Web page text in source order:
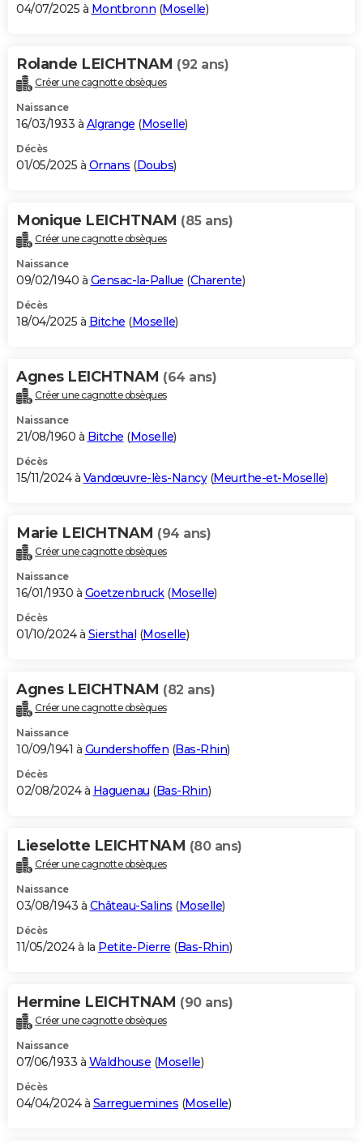
04/07/2025 à Montbronn (Moselle)
Rolande LEICHTNAM (92 ans)
Créer une cagnotte obsèques
Naissance
16/03/1933 à Algrange (Moselle)
Décès
01/05/2025 à Ornans (Doubs)
Monique LEICHTNAM (85 ans)
Créer une cagnotte obsèques
Naissance
09/02/1940 à Gensac-la-Pallue (Charente)
Décès
18/04/2025 à Bitche (Moselle)
Agnes LEICHTNAM (64 ans)
Créer une cagnotte obsèques
Naissance
21/08/1960 à Bitche (Moselle)
Décès
15/11/2024 à Vandœuvre-lès-Nancy(Meurthe-et-Moselle)
Marie LEICHTNAM (94 ans)
Créer une cagnotte obsèques
Naissance
16/01/1930 à Goetzenbruck(Moselle)
Décès
01/10/2024 à Siersthal (Moselle)
Agnes LEICHTNAM (82 ans)
Créer une cagnotte obsèques
Naissance
10/09/1941 à Gundershoffen (Bas-Rhin)
Décès
02/08/2024 à Haguenau (Bas-Rhin)
Lieselotte LEICHTNAM (80 ans)
Créer une cagnotte obsèques
Naissance
03/08/1943 à Château-Salins (Moselle)
Décès
11/05/2024 à la Petite-Pierre (Bas-Rhin)
Hermine LEICHTNAM (90 ans)
Créer une cagnotte obsèques
Naissance
07/06/1933 à Waldhouse (Moselle)
Décès
04/04/2024 à Sarreguemines (Moselle)